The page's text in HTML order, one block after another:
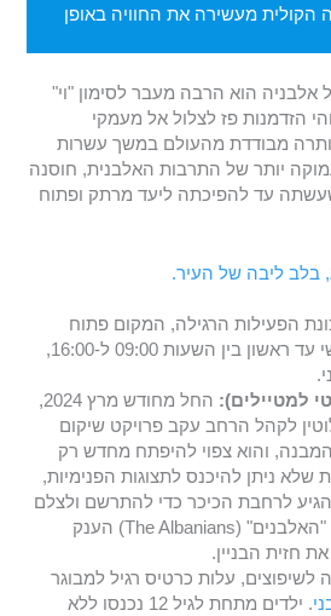
הקולית מעשירה את החוויה באופן
אלבניה הוא הרבה מעבר לסימון "וי"
הזדמנות פז לצלול אל מעמקי
מבודדת מהעולם במשך עשרות
יותר של התרבות האלבנית, חוסנה
עד להפיכתה ליעד מרתק ופתוח
בלב ליבה של העיר.
הפעילות הרגילה, המקום פתוח
למבקרים בימים שלישי עד ראשון בין השעות 09:00 ל-16:00,
למטיילים):
החל מחודש מרץ 2024,
לקהל הרחב עקב פרויקט שיקום
והוא צפוי להיפתח מחדש רק
למרות שלא ניתן להיכנס לתצוגות הפנימיות,
לרחבת הכיכר כדי להתרשם ולצלם
מבחוץ את פסיפס "האלבנים" (The Albanians) הענק
חזית הבניין.
לשיפוצים, עלות כרטיס רגיל למבוגר
. ילדים מתחת לגיל 12 נכנסו ללא